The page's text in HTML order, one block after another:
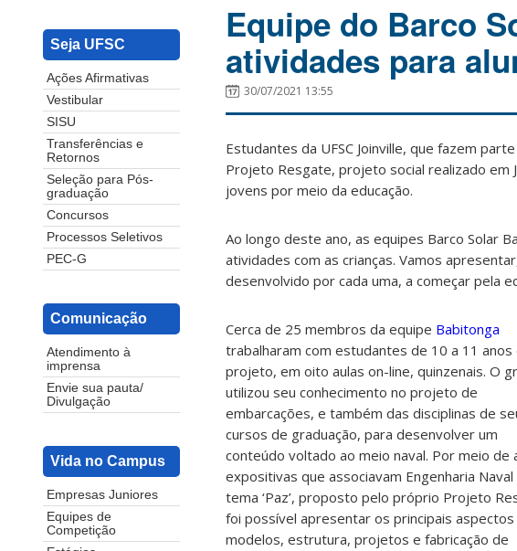
Seja UFSC
Ações Afirmativas
Vestibular
SISU
Transferências e
Retornos
Seleção para Pós-
graduação
Concursos
Processos Seletivos
PEC-G
Comunicação
Atendimento à
imprensa
Envie sua pauta/
Divulgação
Vida no Campus
Empresas Juniores
Equipes de
Competição
Equipe do Barco
atividades para
30/07/2021 13:55
Estudantes da UFSC Joinville, que fazem
Projeto Resgate, projeto social realizado em
jovens por meio da educação.
Ao longo deste ano, as equipes Barco Solar
atividades com as crianças. Vamos
desenvolvido por cada uma, a começar pela
Cerca de 25 membros da equipe Babitonga
trabalharam com estudantes de 10 a 11 anos
projeto, em oito aulas on-line, quinzenais. O
utilizou seu conhecimento no projeto de
embarcações, e também das disciplinas de
cursos de graduação, para desenvolver um
conteúdo voltado ao meio naval. Por meio de
expositivas que associavam Engenharia Naval
tema ‘Paz’, proposto pelo próprio Projeto
foi possível apresentar os principais aspectos
modelos, estrutura, projetos e fabricação de